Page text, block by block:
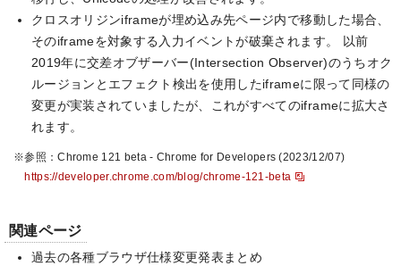
クロスオリジンiframeが埋め込み先ページ内で移動した場合、
そのiframeを対象する入力イベントが破棄されます。 以前
2019年に交差オブザーバー(Intersection Observer)のうちオク
ルージョンとエフェクト検出を使用したiframeに限って同様の
変更が実装されていましたが、これがすべてのiframeに拡大さ
れます。
※参照：Chrome 121 beta - Chrome for Developers (2023/12/07)
https://developer.chrome.com/blog/chrome-121-beta
関連ページ
過去の各種ブラウザ仕様変更発表まとめ